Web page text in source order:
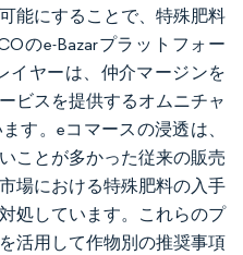
能にすることで、特殊肥料
のe-Bazarプラットフォー
イヤーは、仲介マージンを
ビスを提供するオムニチャ
す。eコマースの浸透は、
ことが多かった従来の販売
場における特殊肥料の入手
処しています。これらのプ
活用して作物別の推奨事項